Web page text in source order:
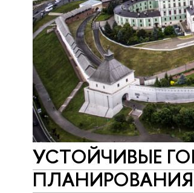
УСТОЙЧИВЫЕ
ПЛАНИРОВАНИЯ